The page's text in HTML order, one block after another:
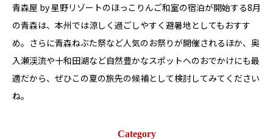
青森屋 by 星野リゾートのほっこりんご和室の宿泊が開始する8月
の青森は、本州では涼しく過ごしやすく避暑地としてもおすす
め。さらに青森ねぶた祭など人気のお祭りが開催されるほか、奥
入瀬渓流や十和田湖など自然豊かなスポットへのおでかけにも最
適だから、ぜひこの夏の旅先の候補として検討してみてください
ね。
Category